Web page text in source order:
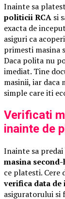
Inainte sa
politicii RCA si
exacta de
asiguri ca
primesti masina
Daca polita nu
imediat. Tine
masinii, iar daca
simple care iti
Verificati
inainte de
Inainte sa
masina
ce platesti.
verifica data de
asiguratorului si